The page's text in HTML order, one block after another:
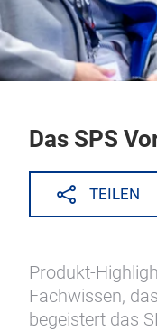
Das SPS
TEILEN
Produkt-
Fachwissen,
begeistert das